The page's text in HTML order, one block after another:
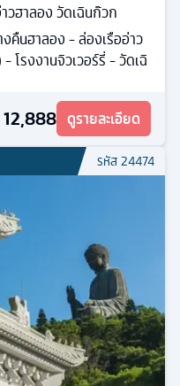
วฮาลอง วัดเฉินก๊วก
คืนฮาลอง - ล่องเรืออ่าว
โรงงานจิวเวอร์รี่ - วัดเฉิ
12,888 ดูรายละเอียด
รหัส24474